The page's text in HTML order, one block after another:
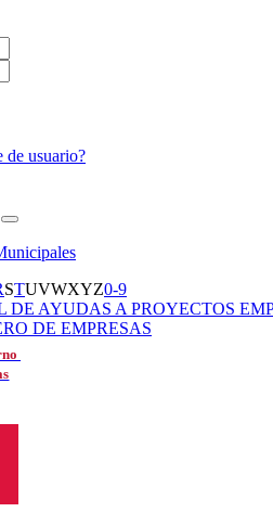
usuario?
STUVWXYZ0-9
AYUDAS A PROYECTOS
DE EMPRESAS